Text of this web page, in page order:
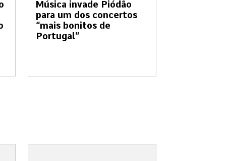
Música invade Piódão
para um dos concertos
“mais bonitos de
Portugal”